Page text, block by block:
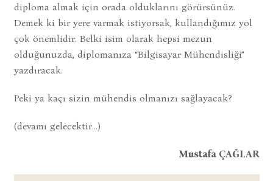
diploma almak için orada olduklarını görürsünüz.
Demek ki bir yere varmak istiyorsak, kullandığımız yol
çok önemlidir. Belki isim olarak hepsi mezun
olduğunuzda, diplomanıza “Bilgisayar Mühendisliği”
yazdıracak.
Peki ya kaçı sizin mühendis olmanızı sağlayacak?
(devamı gelecektir…)
Mustafa ÇAĞLAR